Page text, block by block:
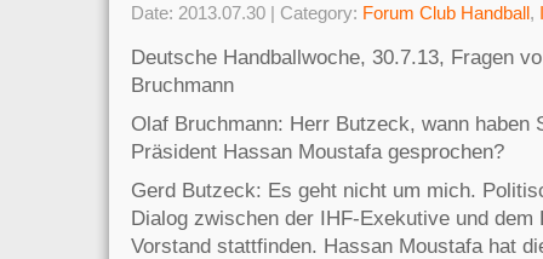
Date: 2013.07.30 | Category: Forum Club Handball,
Deutsche Handballwoche, 30.7.13, Fragen
Bruchmann
Olaf Bruchmann: Herr Butzeck, wann haben
Präsident Hassan Moustafa gesprochen?
Gerd Butzeck: Es geht nicht um mich.
Dialog zwischen der IHF-Exekutive und dem
Vorstand stattfinden. Hassan Moustafa hat